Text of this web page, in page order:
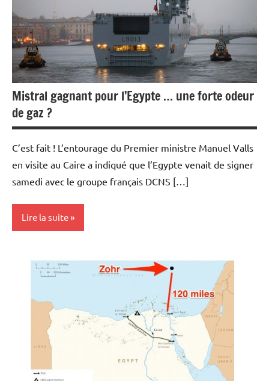
Matières
premières
Mistral gagnant pour l’Egypte … une forte odeur
de gaz ?
C’est fait ! L’entourage du Premier ministre Manuel Valls
en visite au Caire a indiqué que l’Egypte venait de signer
samedi avec le groupe français DCNS […]
Lire la suite
Economie
Energies
Matières
premières